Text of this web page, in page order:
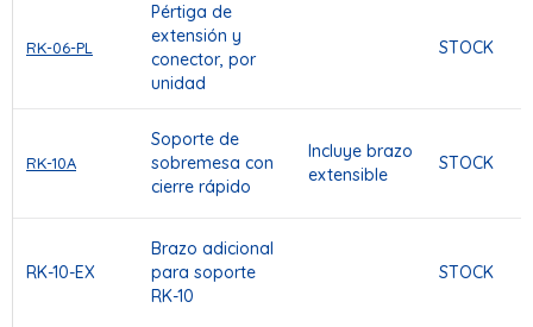
RK-06-PL
Pértiga de
extensión y
conector, por
unidad
STOCK
RK-10A
Soporte de
sobremesa con
cierre rápido
Incluye brazo
extensible
STOCK
RK-10-EX
Brazo adicional
para soporte
RK-10
STOCK